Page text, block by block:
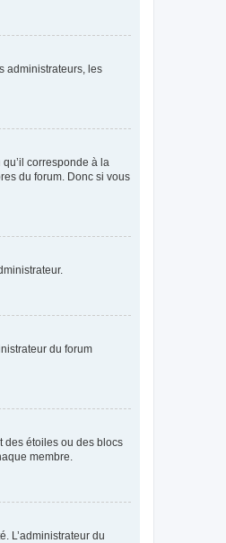
administrateurs, les
corresponde à la
du forum. Donc si vous
du forum
des étoiles ou des blocs
membre.
L’administrateur du